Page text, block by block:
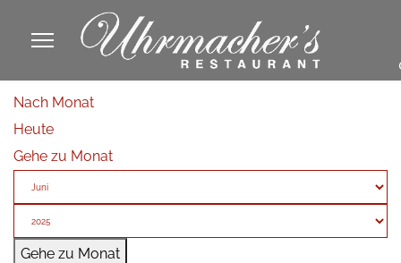
Nach Monat
Heute
Gehe zu Monat
Gehe zu Monat